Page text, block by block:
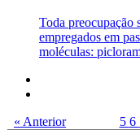
Toda preocupação
empregados em
moléculas:
« Anterior 5 6